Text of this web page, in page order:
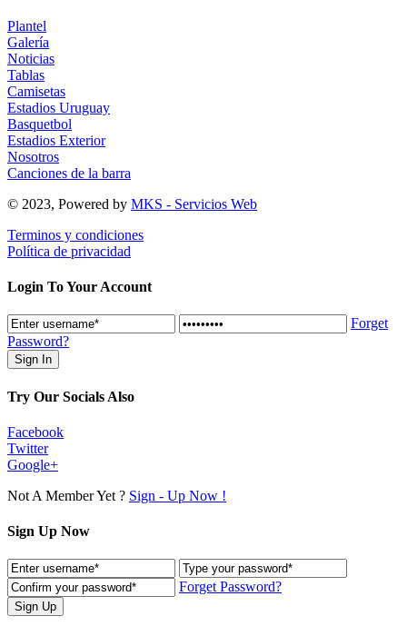
Plantel
Galería
Noticias
Tablas
Camisetas
Estadios Uruguay
Basquetbol
Estadios Exterior
Nosotros
Canciones de la barra
© 2023, Powered by MKS - Servicios Web
Terminos y condiciones
Política de privacidad
Login To Your Account
Forget
Password?
Try Our Socials Also
Facebook
Twitter
Google+
Not A Member Yet ? Sign - Up Now !
Sign Up Now
Forget Password?